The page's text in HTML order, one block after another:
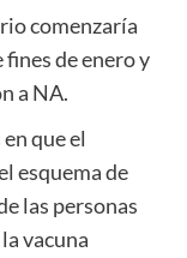
comenzaría
de enero y
a NA.
que el
esquema de
las personas
vacuna